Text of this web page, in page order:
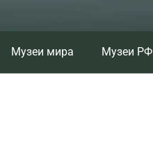
Музеи мира Музеи РФ